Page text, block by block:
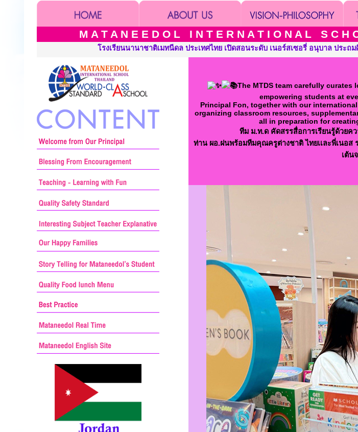
M A T A N E E D O L I N T E R N A T I O N A L S C
ประเทศไทย เปิดสอนระดับ เนอร์สเซอรี่ อนุบาล ประถมศึกษาและมัธยมศึกษา ::: Mataneedol
The MTDS team carefully
empowering students at
Principal Fon, together with our
organizing classroom resources,
all in preparation for
ทีม ม.ท.ด คัดสรรสื่อการเรียนรู้ด้วยค
ท่าน ผอ.ฝนพร้อมทีมคุณครูต่างชาติ ไทยเเละพี่เนอส
เต้น